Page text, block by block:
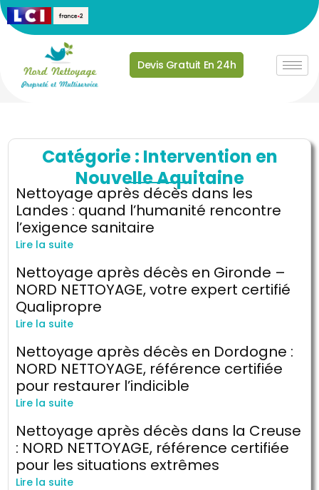
Devis Gratuit En 24h
Catégorie : Intervention en
Nouvelle Aquitaine
Nettoyage après décès dans les
Landes : quand l’humanité rencontre
l’exigence sanitaire
Lire la suite
Nettoyage après décès en Gironde –
NORD NETTOYAGE, votre expert certifié
Qualipropre
Lire la suite
Nettoyage après décès en Dordogne :
NORD NETTOYAGE, référence certifiée
pour restaurer l’indicible
Lire la suite
Nettoyage après décès dans la Creuse
: NORD NETTOYAGE, référence certifiée
pour les situations extrêmes
Lire la suite